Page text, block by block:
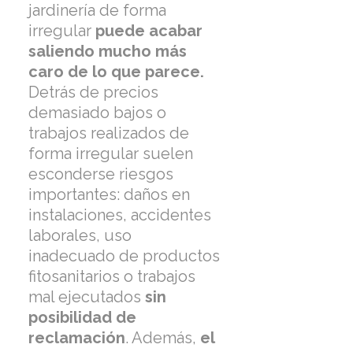
jardinería de forma
irregular puede acabar
saliendo mucho más
caro de lo que parece.
Detrás de precios
demasiado bajos o
trabajos realizados de
forma irregular suelen
esconderse riesgos
importantes: daños en
instalaciones, accidentes
laborales, uso
inadecuado de productos
fitosanitarios o trabajos
mal ejecutadossin
posibilidad de
reclamación. Además, el